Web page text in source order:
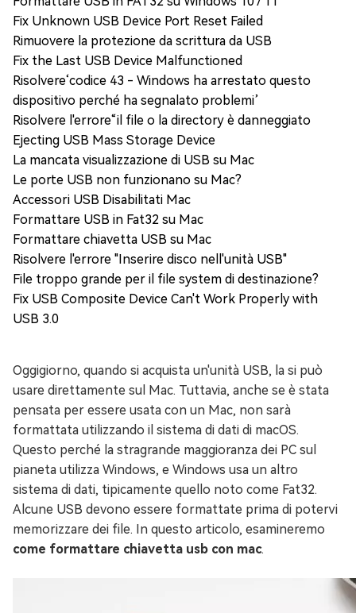
Fix Unknown USB Device Port Reset Failed
Rimuovere la protezione da scrittura da USB
Fix the Last USB Device Malfunctioned
Risolvere‘codice 43 - Windows ha arrestato questo
dispositivo perché ha segnalato problemi’
Risolvere l'errore“il file o la directory è danneggiato
Ejecting USB Mass Storage Device
La mancata visualizzazione di USB su Mac
Le porte USB non funzionano su Mac?
Accessori USB Disabilitati Mac
Formattare USB in Fat32 su Mac
Formattare chiavetta USB su Mac
Risolvere l'errore "Inserire disco nell'unità USB"
File troppo grande per il file system di destinazione?
Fix USB Composite Device Can't Work Properly with
USB 3.0
Oggigiorno, quando si acquista un'unità USB, la si può
usare direttamente sul Mac. Tuttavia, anche se è stata
pensata per essere usata con un Mac, non sarà
formattata utilizzando il sistema di dati di macOS.
Questo perché la stragrande maggioranza dei PC sul
pianeta utilizza Windows, e Windows usa un altro
sistema di dati, tipicamente quello noto come Fat32.
Alcune USB devono essere formattate prima di potervi
memorizzare dei file. In questo articolo, esamineremo
come formattare chiavetta usb con mac.